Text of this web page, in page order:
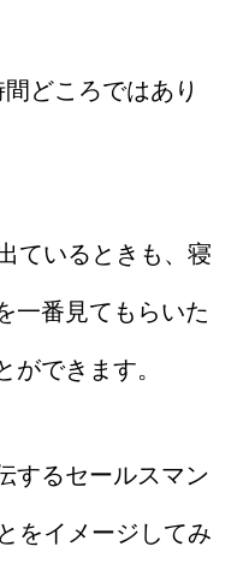
どころではあり
ているときも、寝
一番見てもらいた
ができます。
するセールスマン
をイメージしてみ